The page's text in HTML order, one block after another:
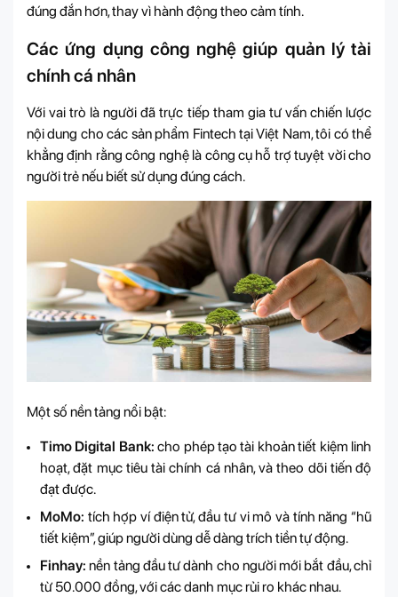
đúng đắn hơn, thay vì hành động theo cảm tính.
Các ứng dụng công nghệ giúp quản lý tài
chính cá nhân
Với vai trò là người đã trực tiếp tham gia tư vấn chiến lược
nội dung cho các sản phẩm Fintech tại Việt Nam, tôi có thể
khẳng định rằng công nghệ là công cụ hỗ trợ tuyệt vời cho
người trẻ nếu biết sử dụng đúng cách.
Một số nền tảng nổi bật:
Timo Digital Bank: cho phép tạo tài khoản tiết kiệm linh
hoạt, đặt mục tiêu tài chính cá nhân, và theo dõi tiến độ
đạt được.
MoMo: tích hợp ví điện tử, đầu tư vi mô và tính năng “hũ
tiết kiệm”, giúp người dùng dễ dàng trích tiền tự động.
Finhay: nền tảng đầu tư dành cho người mới bắt đầu, chỉ
từ 50.000 đồng, với các danh mục rủi ro khác nhau.